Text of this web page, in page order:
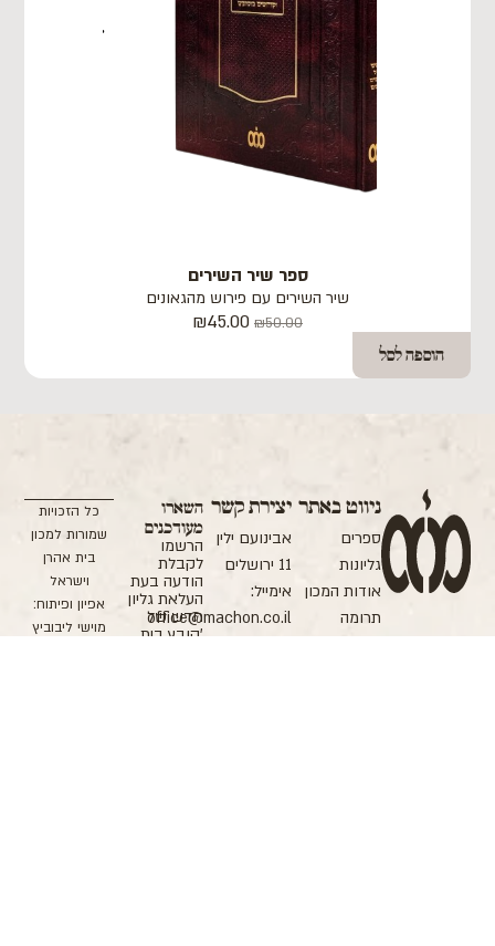
ספר שיר השירים
שיר השירים עם פירוש מהגאונים
₪50.00
₪45.00
הוספה לסל
ניווט באתר
ספרים
גליונות
אודות המכון
תרומה
יצירת קשר
אבינועם ילין
11 ירושלים
אימייל:
office@machon.co.il
השארו
מעודכנים
הרשמו
לקבלת
הודעה בעת
העלאת גליון
חדש של
'קובץ בית
כל הזכויות
שמורות למכון
בית אהרן
וישראל
אפיון ופיתוח:
מוישי ליבוביץ